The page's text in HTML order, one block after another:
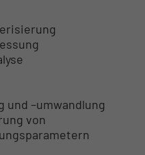
und –umwandlung
von